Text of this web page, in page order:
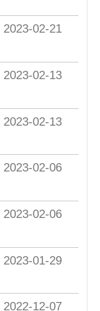
2023-02-21
2023-02-13
2023-02-13
2023-02-06
2023-02-06
2023-01-29
2022-12-07